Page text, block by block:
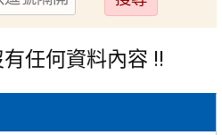
出
任何資料內容 !!